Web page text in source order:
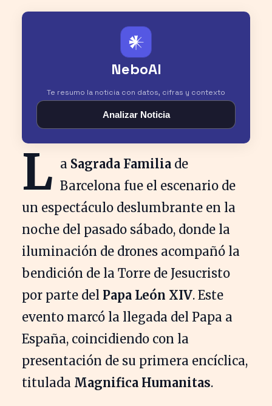
𒀭
NeboAI
Te resumo la noticia con datos, cifras y contexto
Analizar Noticia
L a Sagrada Familia de
Barcelona fue el escenario de
un espectáculo deslumbrante en la
noche del pasado sábado, donde la
iluminación de drones acompañó la
bendición de la Torre de Jesucristo
por parte del Papa León XIV. Este
evento marcó la llegada del Papa a
España, coincidiendo con la
presentación de su primera encíclica,
titulada Magnifica Humanitas.